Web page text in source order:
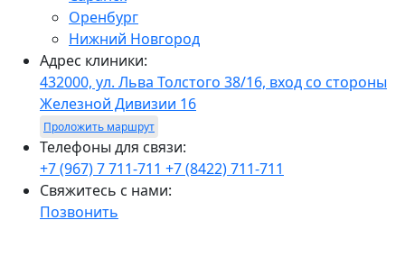
Оренбург
Нижний Новгород
Адрес клиники:
432000, ул. Льва Толстого 38/16, вход со стороны
Железной Дивизии 16
Проложить маршрут
Телефоны для связи:
+7 (967) 7 711-711 +7 (8422) 711-711
Свяжитесь с нами:
Позвонить